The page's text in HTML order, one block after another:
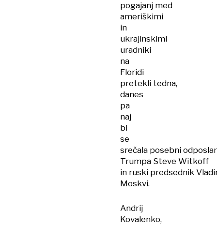
pogajanj med
ameriškimi
in
ukrajinskimi
uradniki
na
Floridi
pretekli tedna,
danes
pa
naj
bi
se
srečala posebni
Trumpa Steve Witkoff
in ruski predsednik
Moskvi.
Andrij
Kovalenko,